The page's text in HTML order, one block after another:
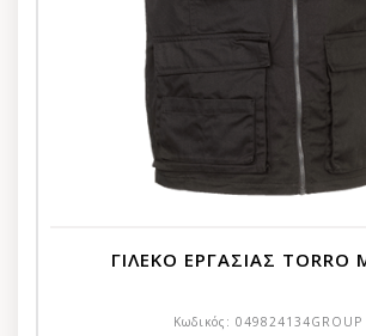
ΓΙΛΕΚΟ ΕΡΓΑΣΙΑΣ TORRO
Κωδικός: 049824134GROUP